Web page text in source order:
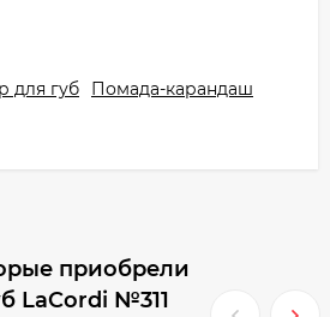
для губ Помада-карандаш
приобрели
LaCordi №311